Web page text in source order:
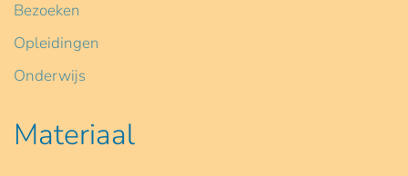
Bezoeken
Opleidingen
Onderwijs
Materiaal